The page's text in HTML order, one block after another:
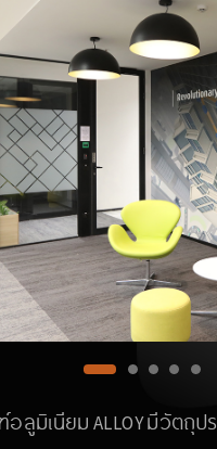
มิเนียม ALLOY มีวัตถุปร